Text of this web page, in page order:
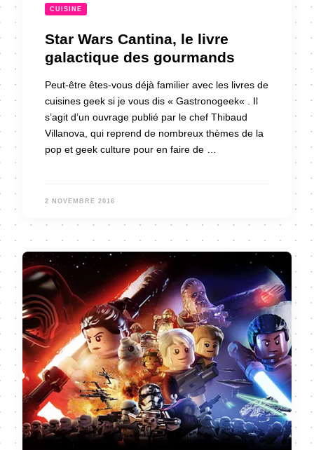
CUISINE
Star Wars Cantina, le livre
galactique des gourmands
Peut-être êtes-vous déjà familier avec les livres de
cuisines geek si je vous dis « Gastronogeek« . Il
s’agit d’un ouvrage publié par le chef Thibaud
Villanova, qui reprend de nombreux thèmes de la
pop et geek culture pour en faire de …
2 NOVEMBRE 2016